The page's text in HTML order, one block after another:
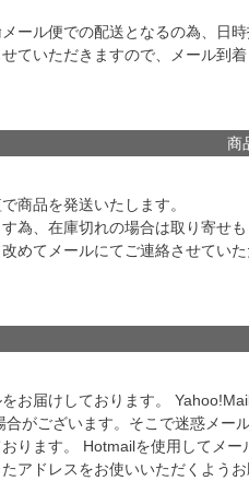
ール便での配送となるの為、日時
ていただきますので、メール到着
商
商品を発送いたします。
為、在庫切れの場合は取り寄せ
めてメールにてご連絡させていた
お届けしております。
がございます。そこで迷惑メー
ります。 Hotmailを使用してメ
アドレスをお使いいただくようお